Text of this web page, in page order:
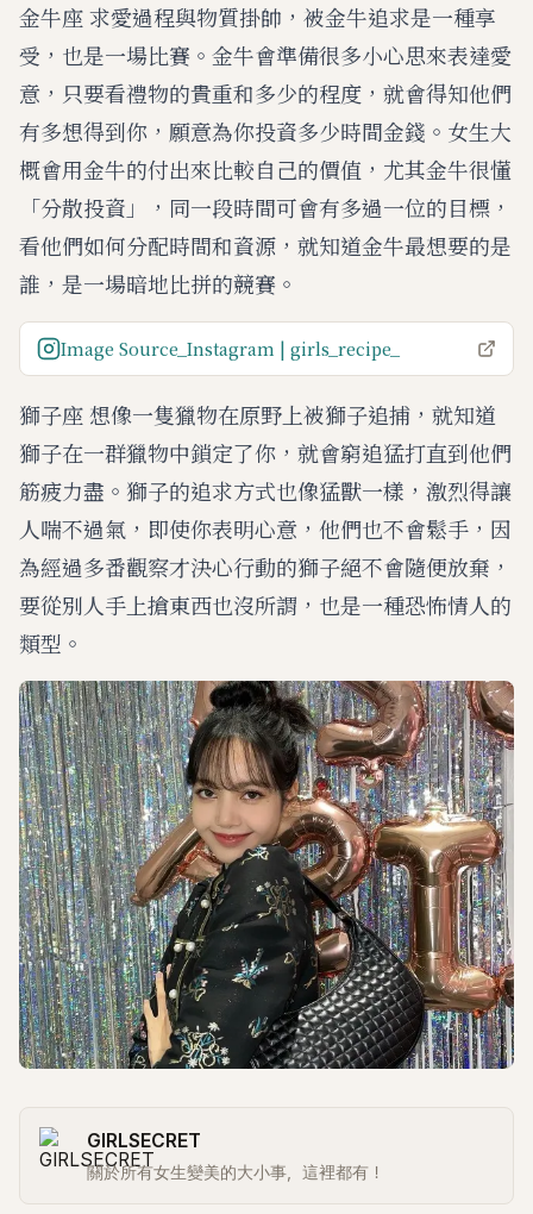
金牛座 求愛過程與物質掛帥，被金牛追求是一種享
受，也是一場比賽。金牛會準備很多小心思來表達愛
意，只要看禮物的貴重和多少的程度，就會得知他們
有多想得到你，願意為你投資多少時間金錢。女生大
概會用金牛的付出來比較自己的價值，尤其金牛很懂
「分散投資」，同一段時間可會有多過一位的目標，
看他們如何分配時間和資源，就知道金牛最想要的是
誰，是一場暗地比拼的競賽。
Image Source_Instagram | girls_recipe_
獅子座 想像一隻獵物在原野上被獅子追捕，就知道
獅子在一群獵物中鎖定了你，就會窮追猛打直到他們
筋疲力盡。獅子的追求方式也像猛獸一樣，激烈得讓
人喘不過氣，即使你表明心意，他們也不會鬆手，因
為經過多番觀察才決心行動的獅子絕不會隨便放棄，
要從別人手上搶東西也沒所謂，也是一種恐怖情人的
類型。
GIRLSECRET
關於所有女生變美的大小事，這裡都有！